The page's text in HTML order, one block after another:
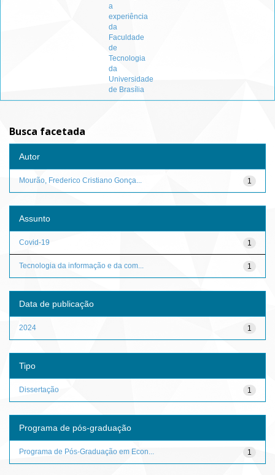
a
experiência
da
Faculdade
de
Tecnologia
da
Universidade
de Brasília
Busca facetada
Autor
1
Mourão, Frederico Cristiano Gonça...
Assunto
1
Covid-19
1
Tecnologia da informação e da com...
Data de publicação
1
2024
Tipo
1
Dissertação
Programa de pós-graduação
1
Programa de Pós-Graduação em Econ...